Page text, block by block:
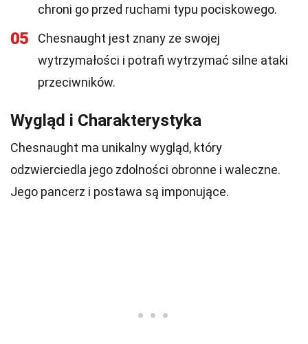
chroni go przed ruchami typu pociskowego.
05
Chesnaught jest znany ze swojej
wytrzymałości i potrafi wytrzymać silne ataki
przeciwników.
Wygląd i Charakterystyka
Chesnaught ma unikalny wygląd, który
odzwierciedla jego zdolności obronne i waleczne.
Jego pancerz i postawa są imponujące.